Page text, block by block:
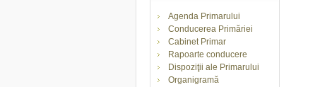
Agenda Primarului
Conducerea Primăriei
Cabinet Primar
Rapoarte conducere
Dispoziţii ale Primarului
Organigramă